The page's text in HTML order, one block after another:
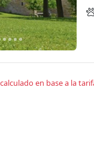
en base a la